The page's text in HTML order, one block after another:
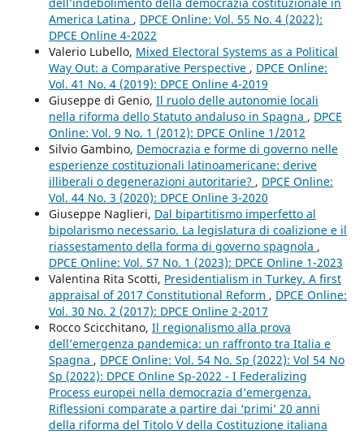
America Latina , DPCE Online: Vol. 55 No. 4 (2022):
DPCE Online 4-2022
Valerio Lubello, Mixed Electoral Systems as a Political
Way Out: a Comparative Perspective , DPCE Online:
Vol. 41 No. 4 (2019): DPCE Online 4-2019
Giuseppe di Genio, Il ruolo delle autonomie locali
nella riforma dello Statuto andaluso in Spagna , DPCE
Online: Vol. 9 No. 1 (2012): DPCE Online 1/2012
Silvio Gambino, Democrazia e forme di governo nelle
esperienze costituzionali latinoamericane: derive
illiberali o degenerazioni autoritarie? , DPCE Online:
Vol. 44 No. 3 (2020): DPCE Online 3-2020
Giuseppe Naglieri, Dal bipartitismo imperfetto al
bipolarismo necessario. La legislatura di coalizione e il
riassestamento della forma di governo spagnola ,
DPCE Online: Vol. 57 No. 1 (2023): DPCE Online 1-2023
Valentina Rita Scotti, Presidentialism in Turkey. A first
appraisal of 2017 Constitutional Reform , DPCE Online:
Vol. 30 No. 2 (2017): DPCE Online 2-2017
Rocco Scicchitano, Il regionalismo alla prova
dell’emergenza pandemica: un raffronto tra Italia e
Spagna , DPCE Online: Vol. 54 No. Sp (2022): Vol 54 No
Sp (2022): DPCE Online Sp-2022 - I Federalizing
Process europei nella democrazia d’emergenza.
Riflessioni comparate a partire dai ‘primi’ 20 anni
della riforma del Titolo V della Costituzione italiana